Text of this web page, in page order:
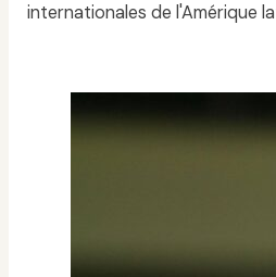
internationales de l'Amérique